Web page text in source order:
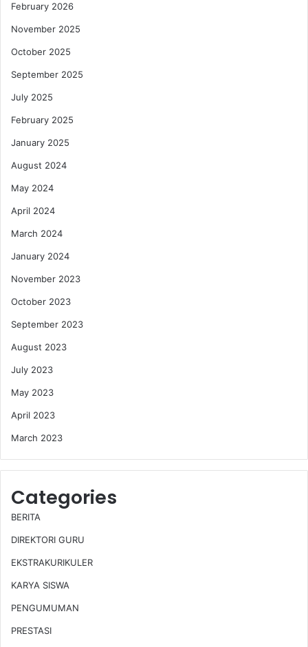
February 2026
November 2025
October 2025
September 2025
July 2025
February 2025
January 2025
August 2024
May 2024
April 2024
March 2024
January 2024
November 2023
October 2023
September 2023
August 2023
July 2023
May 2023
April 2023
March 2023
Categories
BERITA
DIREKTORI GURU
EKSTRAKURIKULER
KARYA SISWA
PENGUMUMAN
PRESTASI